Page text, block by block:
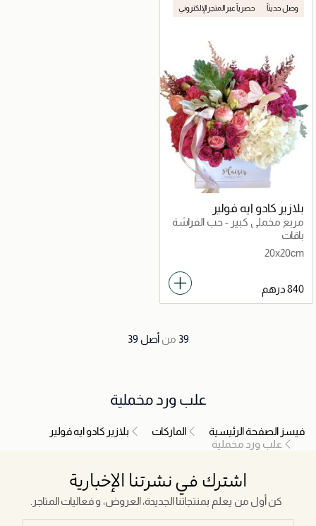
وصل حديثاً حصرياً عبر المتجر الإلكتروني
بلازير كادو ايه فولير
مربع مخملي كبير - حب الفراشة
باقات
20x20cm
39 من أصل
علب ورد مخملية
فيسز الصفحة الرئيسية الماركات
بلازير كادو ايه فولير
علب ورد مخملية
اشترك في نشرتنا الإخبارية
كن أول من يعلم بمنتجاتنا الجديدة، العروض، و فعاليات المتاجر.